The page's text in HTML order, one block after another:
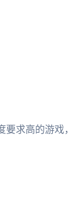
要求高的游戏，